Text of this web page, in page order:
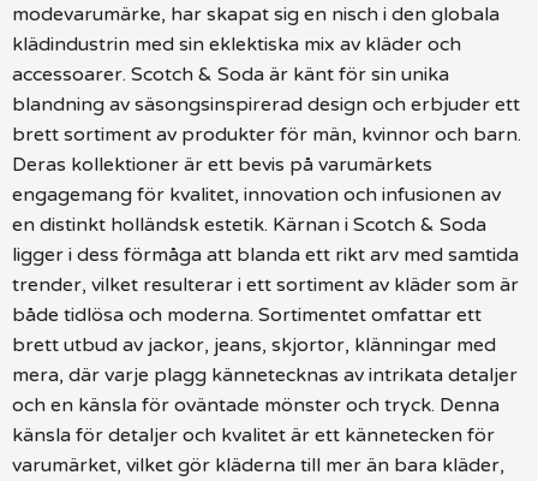
modevarumärke, har skapat sig en nisch i den globala
klädindustrin med sin eklektiska mix av kläder och
accessoarer. Scotch & Soda är känt för sin unika
blandning av säsongsinspirerad design och erbjuder ett
brett sortiment av produkter för män, kvinnor och barn.
Deras kollektioner är ett bevis på varumärkets
engagemang för kvalitet, innovation och infusionen av
en distinkt holländsk estetik. Kärnan i Scotch & Soda
ligger i dess förmåga att blanda ett rikt arv med samtida
trender, vilket resulterar i ett sortiment av kläder som är
både tidlösa och moderna. Sortimentet omfattar ett
brett utbud av jackor, jeans, skjortor, klänningar med
mera, där varje plagg kännetecknas av intrikata detaljer
och en känsla för oväntade mönster och tryck. Denna
känsla för detaljer och kvalitet är ett kännetecken för
varumärket, vilket gör kläderna till mer än bara kläder,